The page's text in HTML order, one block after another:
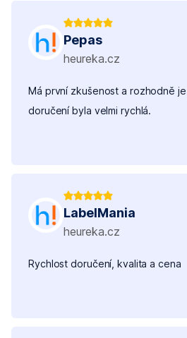
Pepas
heureka.cz
Má první zkušenost a rozhodně
doručení byla velmi rychlá.
LabelMania
heureka.cz
Rychlost doručení, kvalita a cena